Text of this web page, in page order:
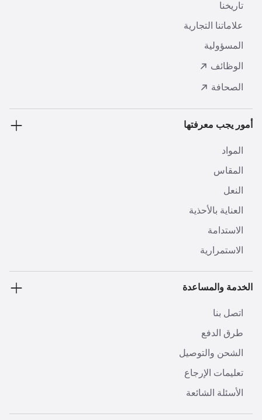
تاريخنا
علاماتنا التجارية
المسؤولية
الوظائف
الصحافة
أمور يجب معرفتها
المواد
المقاس
النعل
العناية بالأحذية
الاستدامة
الاستمرارية
الخدمة والمساعدة
اتصل بنا
طرق الدفع
الشحن والتوصيل
تعليمات الإرجاع
الأسئلة الشائعة